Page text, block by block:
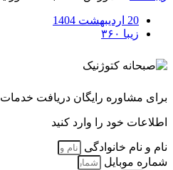
20 اردیبهشت 1404
زیبا ۳۶۰
برای مشاوره رایگان دریافت خدمات
اطلاعات خود را وارد کنید
نام و نام خانوادگی
شماره موبایل